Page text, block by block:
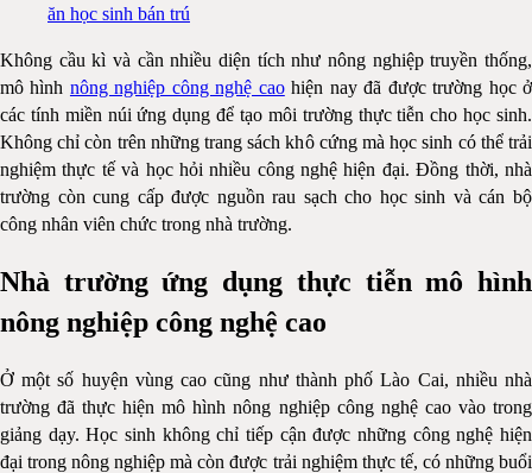
ăn học sinh bán trú
Không cầu kì và cần nhiều diện tích như nông nghiệp truyền thống,
mô hình nông nghiệp công nghệ caohiện nay đã được trường học ở
các tính miền núi ứng dụng để tạo môi trường thực tiễn cho học sinh.
Không chỉ còn trên những trang sách khô cứng mà học sinh có thể trải
nghiệm thực tế và học hỏi nhiều công nghệ hiện đại. Đồng thời, nhà
trường còn cung cấp được nguồn rau sạch cho học sinh và cán bộ
công nhân viên chức trong nhà trường.
Nhà trường ứng dụng thực tiễn mô hình
nông nghiệp công nghệ cao
Ở một số huyện vùng cao cũng như thành phố Lào Cai, nhiều nhà
trường đã thực hiện mô hình nông nghiệp công nghệ cao vào trong
giảng dạy. Học sinh không chỉ tiếp cận được những công nghệ hiện
đại trong nông nghiệp mà còn được trải nghiệm thực tế, có những buổi